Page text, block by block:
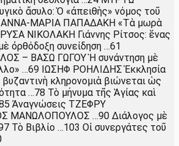
ἄσυλο: Ὁ «ἀπειθὴς» νόμος τοῦ
ΑΝΝΑ-ΜΑΡΙΑ ΠΑΠΑΔΑΚΗ «Τὰ μωρὰ
ΝΙΚΟΛΑΚΗ Γιάννης Ρίτσος: ἕνας
ὀρθόδοξη συνείδηση …61
– ΒΑΣΩ ΓΩΓΟΥ Ἡ συνάντηση μὲ
…69 ΙΩΣΗΦ ΡΟΗΛΙΔΗΣ Ἐκκλησία
κληρονομιὰ βιώνεται ὡς
…78 Τὸ μήνυμα τῆς Ἁγίας καὶ
Ἀναγνώσεις ΤΖΕΦΡΥ
ΜΑΝΩΛΟΠΟΥΛΟΣ …90 Διάλογος μὲ
Τὸ Βιβλίο …103 Οἱ συνεργάτες τοῦ